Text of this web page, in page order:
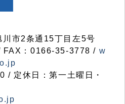
市2条通15丁目左5号
：0166-35-3778 / w
/ 定休日：第一土曜日・